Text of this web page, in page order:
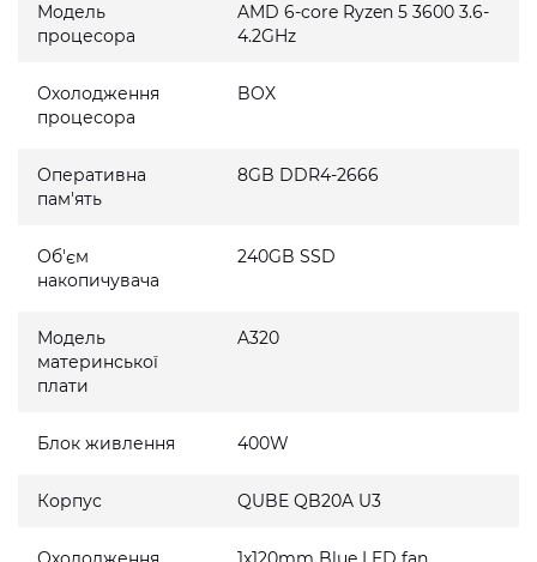
Модель
процесора
AMD 6-core Ryzen 5 3600 3.6-
4.2GHz
Охолодження
процесора
BOX
Оперативна
пам'ять
8GB DDR4-2666
Об'єм
накопичувача
240GB SSD
Модель
материнської
плати
A320
Блок живлення 400W
Корпус QUBE QB20A U3